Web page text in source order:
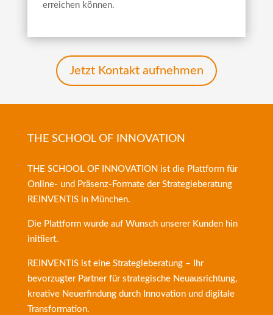
erreichen können.
Jetzt Kontakt aufnehmen
THE SCHOOL OF INNOVATION
THE SCHOOL OF INNOVATION ist die Plattform für
Online- und Präsenz-Formate der Strategieberatung
REINVENTISin München.
Die Plattform wurde auf Wunsch unserer Kunden hin
initiiert.
REINVENTIS ist eine Strategieberatung – Ihr
bevorzugter Partner für strategische Neuausrichtung,
kreative Neuerfindung durch Innovation und digitale
Transformation.